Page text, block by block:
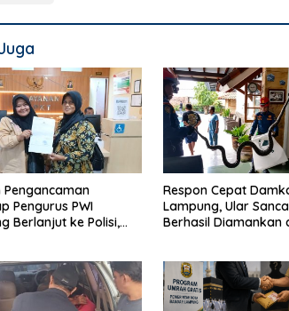
Pengancaman
Pengurus PWI
Berlanjut ke Polisi,
Respon Cepat
Lampung, Ular
Berhasil Diamankan